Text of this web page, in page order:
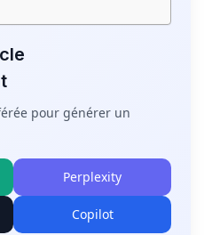
pour générer un
Perplexity
Copilot